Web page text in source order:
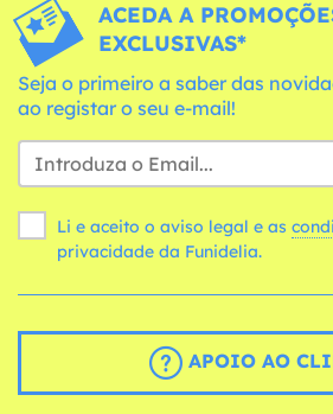
ACEDA A
EXCLUSIVAS*
Seja o primeiro a saber das
ao registar o seu e-mail!
Li e aceito o aviso legal e as
privacidade da Funidelia.
APOIO AO